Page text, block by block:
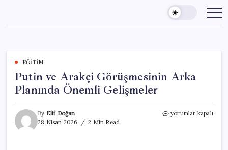
content
EĞITIM
Putin ve Arakçi Görüşmesinin Arka
Planında Önemli Gelişmeler
By Elif Doğan
28 Nisan 2026
2 Min Read
Putin
yorumlar kapalı